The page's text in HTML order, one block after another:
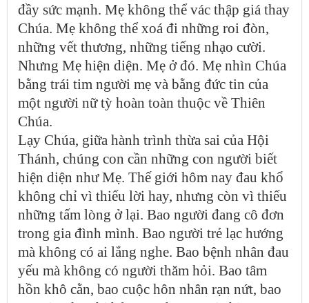
đầy sức mạnh. Mẹ không thể vác thập giá thay
Chúa. Mẹ không thể xoá đi những roi đòn,
những vết thương, những tiếng nhạo cười.
Nhưng Mẹ hiện diện. Mẹ ở đó. Mẹ nhìn Chúa
bằng trái tim người mẹ và bằng đức tin của
một người nữ tỳ hoàn toàn thuộc về Thiên
Chúa.
Lạy Chúa, giữa hành trình thừa sai của Hội
Thánh, chúng con cần những con người biết
hiện diện như Mẹ. Thế giới hôm nay đau khổ
không chỉ vì thiếu lời hay, nhưng còn vì thiếu
những tấm lòng ở lại. Bao người đang cô đơn
trong gia đình mình. Bao người trẻ lạc hướng
mà không có ai lắng nghe. Bao bệnh nhân đau
yếu mà không có người thăm hỏi. Bao tâm
hồn khô cằn, bao cuộc hôn nhân rạn nứt, bao